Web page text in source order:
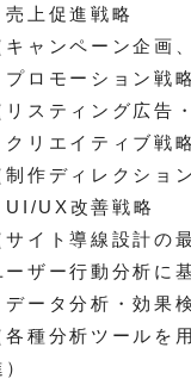
売上促進戦略
キャンペーン企画
プロモーション戦略
リスティング広告
クリエイティブ戦略
制作ディレクショ
UI/UX改善戦略
サイト導線設計の
ーザー行動分析に
データ分析・効果
各種分析ツールを